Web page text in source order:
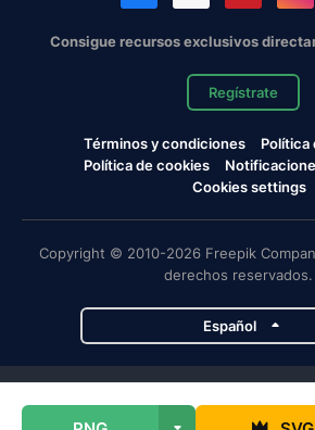
Consigue recursos exclusivos
Regístrate
Términos y condiciones
Política
Política de cookies
Cookies settings
Copyright © 2010-2026 Freepik
derechos reservados.
Español